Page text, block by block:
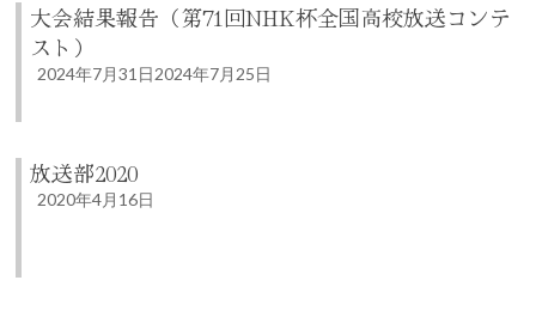
大会結果報告（第71回NHK杯全国高校放送コンテ
スト）
2024年7月31日2024年7月25日
放送部2020
2020年4月16日